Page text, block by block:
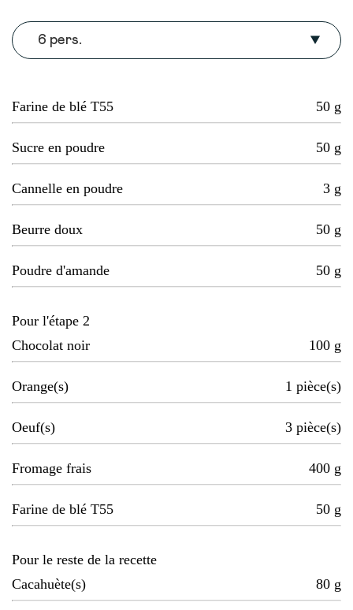
6 pers.
Farine de blé T55 50 g
Sucre en poudre 50 g
Cannelle en poudre 3 g
Beurre doux 50 g
Poudre d'amande 50 g
Pour l'étape 2
Chocolat noir
100 g
Orange(s) 1 pièce(s)
Oeuf(s) 3 pièce(s)
Fromage frais 400 g
Farine de blé T55 50 g
Pour le reste de la recette
Cacahuète(s)
80 g